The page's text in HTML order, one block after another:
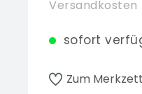
Versandkosten
sofort
Zum